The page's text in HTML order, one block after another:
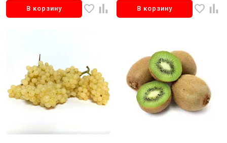
В корзину В корзину